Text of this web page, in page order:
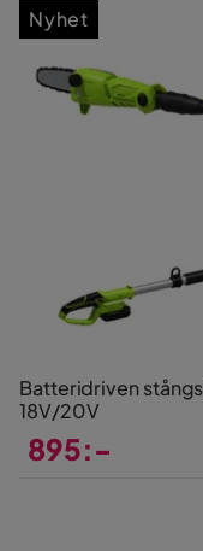
Batteridriven
18V/20V
895:-
Nyhet